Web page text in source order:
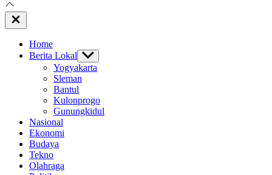
Close
Off
Home
Berita Lokal Show
sub
menu
Yogyakarta
Sleman
Bantul
Kulonprogo
Gunungkidul
Nasional
Ekonomi
Budaya
Tekno
Olahraga